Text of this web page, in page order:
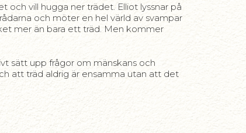
och vill hugga ner trädet. Elliot lyssnar på
och möter en hel värld av svampar
mer än bara ett träd. Men kommer
sätt upp frågor om mänskans och
att träd aldrig är ensamma utan att det